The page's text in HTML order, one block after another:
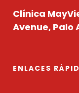
Clínica
Avenue, Palo
ENLACES